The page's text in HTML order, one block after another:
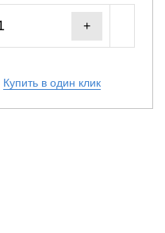
+
Купить в один клик